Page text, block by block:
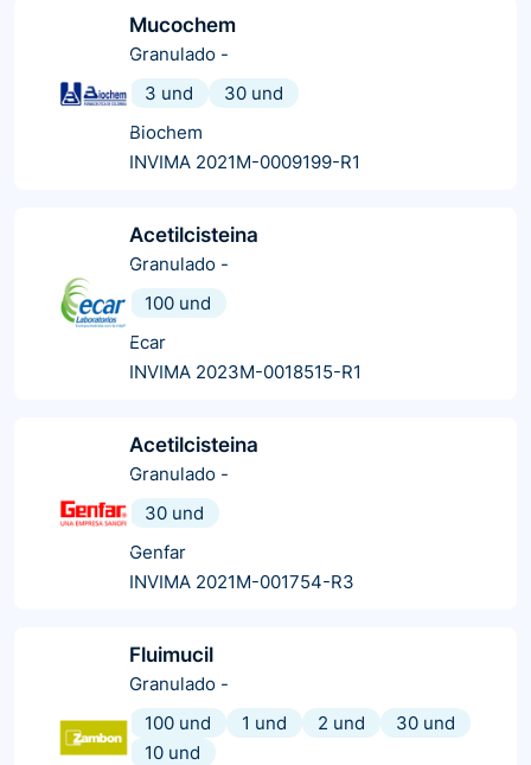
Mucochem
Granulado -
3 und
30 und
Biochem
INVIMA 2021M-0009199-R1
Acetilcisteina
Granulado -
100 und
Ecar
INVIMA 2023M-0018515-R1
Acetilcisteina
Granulado -
30 und
Genfar
INVIMA 2021M-001754-R3
Fluimucil
Granulado -
100 und
1 und 2 und
30 und
10 und